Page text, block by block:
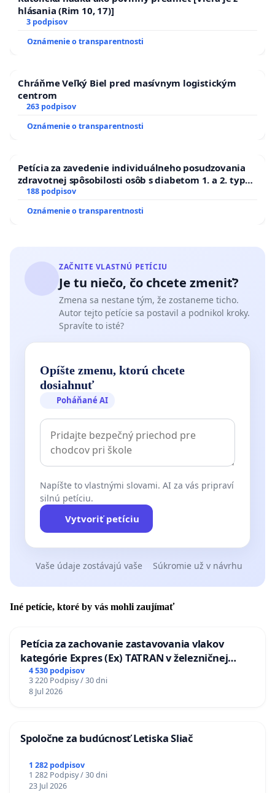
hlásania (Rim 10, 17)]
3 podpisov
Oznámenie o transparentnosti
Chráňme Veľký Biel pred masívnym logistickým
centrom
263 podpisov
Oznámenie o transparentnosti
Petícia za zavedenie individuálneho posudzovania
zdravotnej spôsobilosti osôb s diabetom 1. a 2. typu
pri prijímaní do Policajného zboru SR
188 podpisov
Oznámenie o transparentnosti
ZAČNITE VLASTNÚ PETÍCIU
Je tu niečo, čo chcete zmeniť?
Zmena sa nestane tým, že zostaneme ticho.
Autor tejto petície sa postavil a podnikol kroky.
Spravíte to isté?
Opíšte zmenu, ktorú chcete
dosiahnuť
Poháňané AI
Napíšte to vlastnými slovami. AI za vás pripraví
silnú petíciu.
Vytvoriť petíciu
Vaše údaje zostávajú vaše Súkromie už v návrhu
Iné petície, ktoré by vás mohli zaujímať
Petícia za zachovanie zastavovania vlakov
kategórie Expres (Ex) TATRAN v železničnej
stanici Púchov
4 530 podpisov
3 220 Podpisy / 30 dni
8 Jul 2026
Spoločne za budúcnosť Letiska Sliač
1 282 podpisov
1 282 Podpisy / 30 dni
23 Jul 2026